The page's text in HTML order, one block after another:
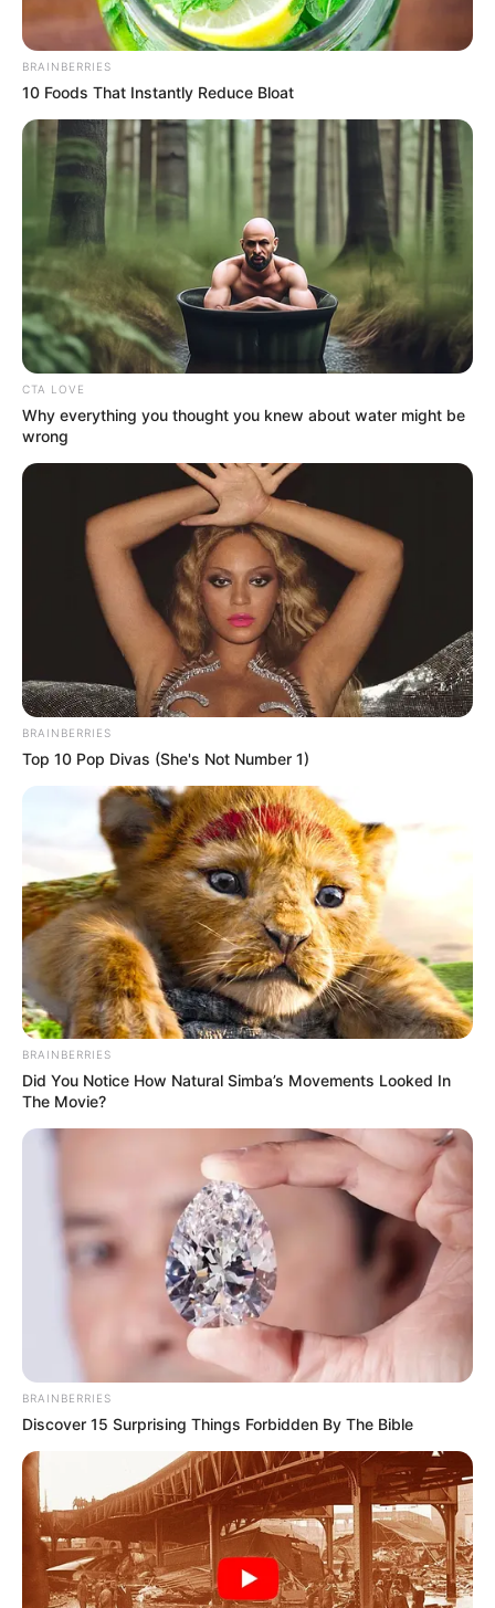
ดูดวงคนเกิดวันอาทิตย์
ดวงการงาน ระวังเรื่องเอกสารให้ดี อาจทำให้มีปัญหา
เพราะความไม่ตั้งใจ ต้องดูให้ดี
ดวงการเงิน
มีโชคลาภเงินทองเข้ามา ถ้าทำการค้าขายจะ
ได้กำไรดีมาก เงินไหลเข้ามาเรื่อยๆ
ดวงความรักคนโสด คนเก่าจะกลับมาแต่ความสัมพันธ์
ไม่เหมือนเดิม คนมีคู่ ได้เดินทางไปทำบุญร่วมกัน
ดูดวงคนเกิดวันจันทร์
จะได้มีการเดินทางในเรื่องของงาน รวมถึงได้
เดินทางไปทำงานที่ต่างประเทศ
ดวงการเงินอาจมีการเสียเงินไปอย่างไม่ทันตั้งตัว อาจ
เป็นรายจ่ายที่ไม่ได้อยู่ในลิสต์รายการ ทำให้การเงินมี
ปัญหาได้
ดวงความรักคนโสด จะได้รับความรู้สึกดีๆ กับใครสักคน
ซึ่งเป็นคนดีด้วย คนมีคู่ ปัญหาที่มีให้ระวังบานปลายจน
ทำให้ชีวิตคู่ไปต่อไม่ได้
ดูดวงคนเกิดวันอังคาร
ดวงการงานงานค่อนข้างไม่ได้เร่งรีบแต่ก็ต้องทำให้เสร็จ
ภายในเวลาที่กำหนด อย่าเผอเรอ เพราะอาจทำให้งานมี
ปัญหาได้
ดวงการเงินกำลังรอเงินจากใครสักคนที่ขอความช่วย
เหลือไว้ เขาอาจรับปาก แต่ยังไม่ได้ช่วยเหลือซะทีเดียว
ดวงความรัก
คนโสด จะมีสายเปย์พร้อมจ่ายเข้ามาให้
ความสนใจ คนมีคู่ ได้ใช้เวลาอยู่ด้วยกันมากขึ้นหลังจากไม่
ค่อยได้คุยกัน
ดูดวงคนเกิดวันพุธ
ดวงการงาน
ทำงานไม่ค่อยมีความสุขเท่าไหร่ เหมือน
ทำงานคนเดียว รู้สึกไม่ค่อยสบาย ไม่อยากทำงานต่อ
ดวงการเงินถ้าคนที่ทำการค้าขาย วันนี้การหาเงินไม่
คล่องเท่าที่ควร ขายได้มาก็ต้องมีการลงทุนเพิ่ม
BRAINBERRIES
10 Foods That Instantly Reduce Bloat
CTA LOVE
Why everything you thought you knew about water might be
wrong
BRAINBERRIES
Top 10 Pop Divas (She's Not Number 1)
BRAINBERRIES
Did You Notice How Natural Simba’s Movements Looked In
The Movie?
BRAINBERRIES
Discover 15 Surprising Things Forbidden By The Bible